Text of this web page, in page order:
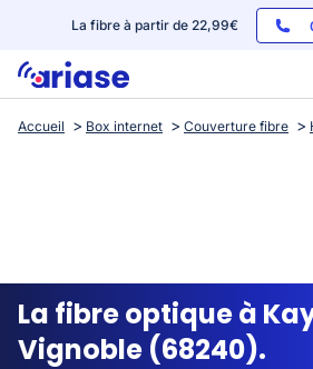
La fibre à partir de 22,99€
Box internet
Streaming
Accueil Box internet Couverture fibre
La fibre optique à
Vignoble (68240).